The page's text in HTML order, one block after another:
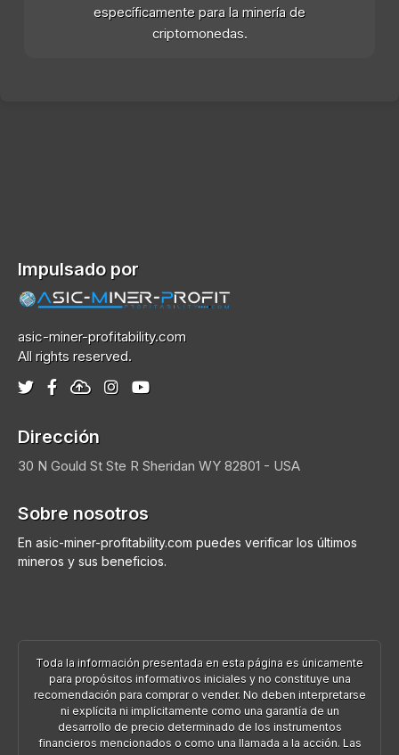
específicamente para la minería de
criptomonedas.
Impulsado por
asic-miner-profitability.com
All rights reserved.
Dirección
30 N Gould St Ste R Sheridan WY 82801 - USA
Sobre nosotros
En asic-miner-profitability.com puedes verificar los últimos
mineros y sus beneficios.
Toda la información presentada en esta página es únicamente
para propósitos informativos iniciales y no constituye una
recomendación para comprar o vender. No deben interpretarse
ni explícita ni implícitamente como una garantía de un
desarrollo de precio determinado de los instrumentos
financieros mencionados o como una llamada a la acción. Las